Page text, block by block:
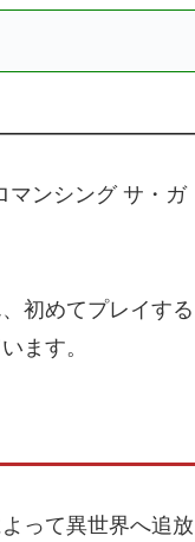
マンシング サ・ガ
初めてプレイする
ます。
って異世界へ追放